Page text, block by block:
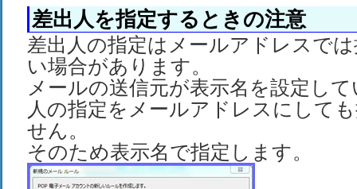
差出人を指定するときの注意
差出人の指定はメールアドレスで
い場合があります。
メールの送信元が表示名を設定し
人の指定をメールアドレスにして
せん。
そのため表示名で指定します。